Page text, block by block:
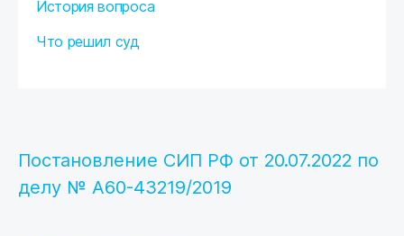
Постановление СИП РФ от 20.07.2022 по
делу № А60-43219/2019
История вопроса
Что решил суд